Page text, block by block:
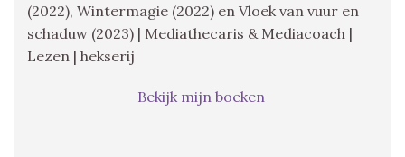
(2022), Wintermagie (2022) en Vloek van vuur en
schaduw (2023) | Mediathecaris & Mediacoach |
Lezen | hekserij
Bekijk mijn boeken